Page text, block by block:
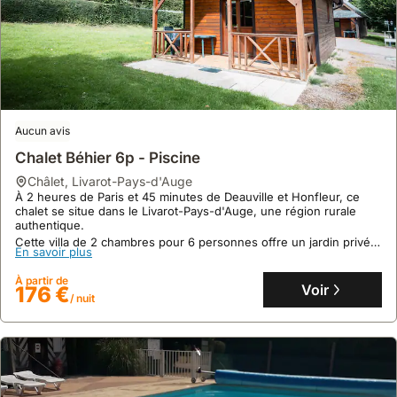
Aucun avis
Gite De Charme 8 Personnes Entre Caen Et La Mer
cottage ,Saline
À seulement 5 minutes en voiture du cimetière de guerre de
Banneville-la-Campagne, ce cottage idéalement situé à Troarn
propose un accès facile aux attractions locales.
Cette villa de vacances de 105 m² peut accueillir jusqu'à 8
personnes et dispose d'une cuisine entièrement équipée, de la
confortable.
En savoir plus
À partir de
187 € / nuit Voir
Aucun avis
Chalet Béhier 6p - Piscine
châlet, Livarot-Pays-d'Auge
À 2 heures de Paris et 45 minutes de Deauville et Honfleur, ce
chalet se situe dans le Livarot-Pays-d'Auge, une région rurale
authentique.
Cette villa de 2 chambres pour 6 personnes offre un jardin privé
de 400 m² avec terrasse et barbecue, ainsi qu'une piscine
chauffée commune et une aire de jeux, parfaite pour une location
de vacances familiale.
En savoir plus
À partir de
176 €/ nuit Voir